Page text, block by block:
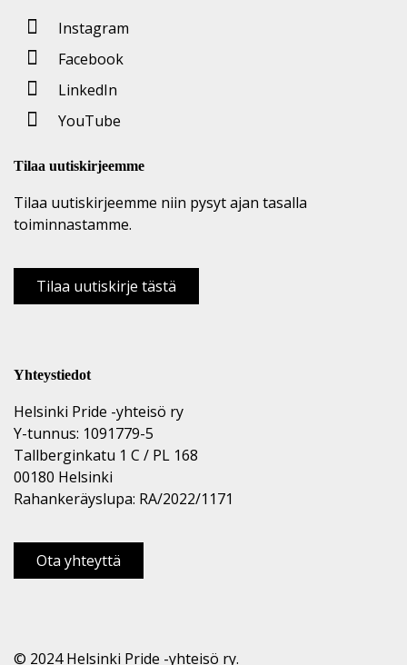
Instagram
Facebook
LinkedIn
YouTube
Tilaa uutiskirjeemme
Tilaa uutiskirjeemme niin pysyt ajan tasalla
toiminnastamme.
Tilaa uutiskirje tästä
Yhteystiedot
Helsinki Pride -yhteisö ry
Y-tunnus: 1091779-5
Tallberginkatu 1 C / PL 168
00180 Helsinki
Rahankeräyslupa: RA/2022/1171
Ota yhteyttä
© 2024 Helsinki Pride -yhteisö ry.